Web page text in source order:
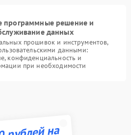
программные решение и
данных
прошивок и инструментов,
данными:
конфиденциальность и
при необходимости